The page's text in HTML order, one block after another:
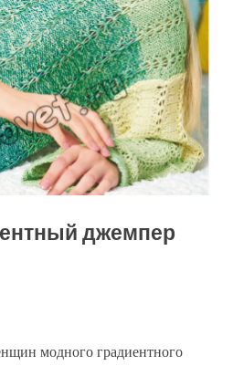
джемпер
модного градиентного